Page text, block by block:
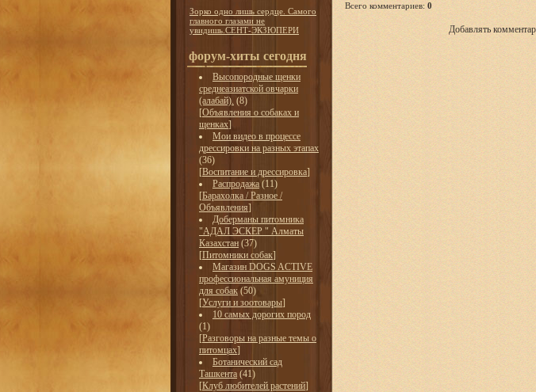
Зорко одно лишь сердце. Самого
главного глазами не
увидишь.СЕНТ-ЭКЗЮПЕРИ
форум-хиты сегодня
Высопородные щенки
среднеазиатской овчарки
(алабай). (8)
[Объявления о собаках и
щенках]
Мои видео в процессе
дрессировки на разных этапах
(36)
[Воспитание и дрессировка]
Распродажа (11)
[Барахолка / Разное /
Объявления]
Доберманы питомника
"АДАЛ ЭСКЕР " Алматы
Казахстан (37)
[Питомники собак]
Магазин DOGS ACTIVE
профессиональная амуниция
для собак (50)
[Услуги и зоотовары]
10 самых дорогих пород
(1)
[Разговоры на разные темы о
питомцах]
Ботанический сад
Ташкента (41)
[Клуб любителей растений]
Всего комментариев: 0
Добавлять